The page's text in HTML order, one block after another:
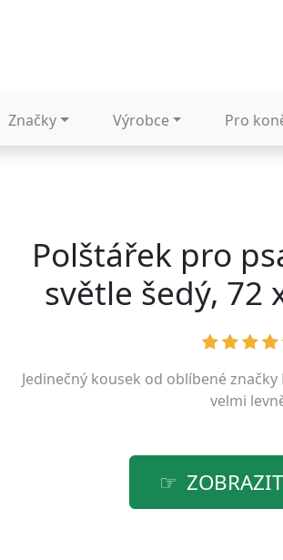
Značky Výrobce Pro
Polštářek pro
světle šedý, 72
Jedinečný kousek od oblíbené značky
velmi